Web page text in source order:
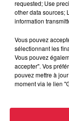
requested; Use
other data sources;
information
Vous pouvez
sélectionnant les
Vous pouvez
accepter". Vos
pouvez mettre à
moment via le lien